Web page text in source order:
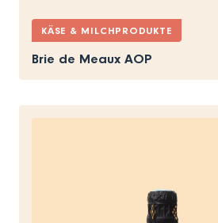
KÄSE & MILCHPRODUKTE
Brie de Meaux AOP